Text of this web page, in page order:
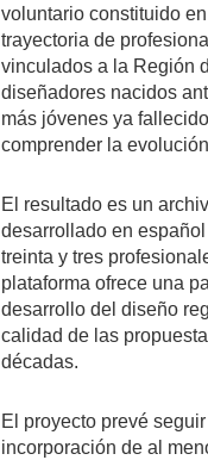
voluntario constituido
trayectoria de
vinculados a la Región
diseñadores nacidos
más jóvenes ya
comprender la
El resultado es un
desarrollado en
treinta y tres
plataforma ofrece una
desarrollo del diseño
calidad de las
décadas.
El proyecto prevé
incorporación de al